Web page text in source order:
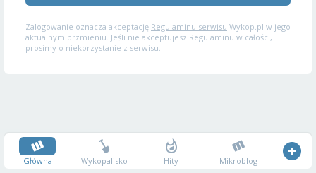
Zalogowanie oznacza akceptację Regulaminu serwisu Wykop.pl w jego
aktualnym brzmieniu. Jeśli nie akceptujesz Regulaminu w całości,
prosimy o niekorzystanie z serwisu.
Główna Wykopalisko Hity Mikroblog